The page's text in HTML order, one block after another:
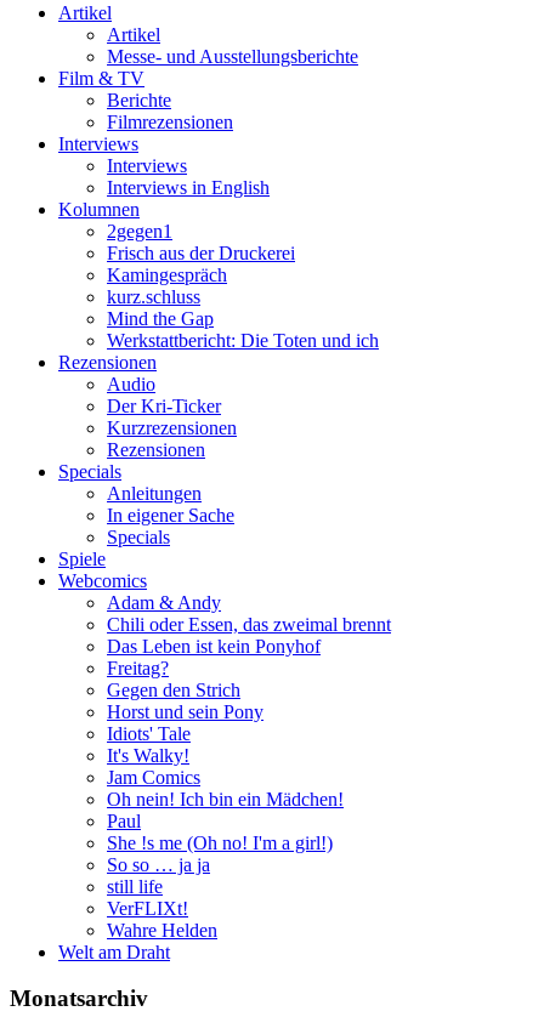
Artikel
Artikel
Messe- und Ausstellungsberichte
Film & TV
Berichte
Filmrezensionen
Interviews
Interviews
Interviews in English
Kolumnen
2gegen1
Frisch aus der Druckerei
Kamingespräch
kurz.schluss
Mind the Gap
Werkstattbericht: Die Toten und ich
Rezensionen
Audio
Der Kri-Ticker
Kurzrezensionen
Rezensionen
Specials
Anleitungen
In eigener Sache
Specials
Spiele
Webcomics
Adam & Andy
Chili oder Essen, das zweimal brennt
Das Leben ist kein Ponyhof
Freitag?
Gegen den Strich
Horst und sein Pony
Idiots' Tale
It's Walky!
Jam Comics
Oh nein! Ich bin ein Mädchen!
Paul
She !s me (Oh no! I'm a girl!)
So so … ja ja
still life
VerFLIXt!
Wahre Helden
Welt am Draht
Monatsarchiv